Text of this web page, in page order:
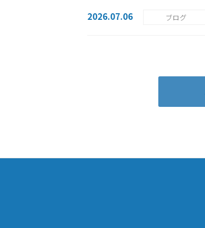
2026.07.06 ブログ